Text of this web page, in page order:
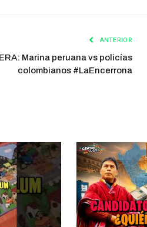
ANTERIOR
Marina peruana vs policías
colombianos #LaEncerrona